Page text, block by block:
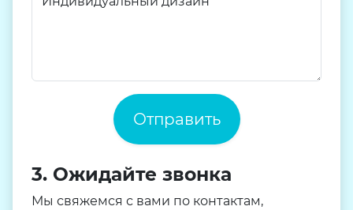
Отправить
3. Ожидайте звонка
Мы свяжемся с вами по контактам,